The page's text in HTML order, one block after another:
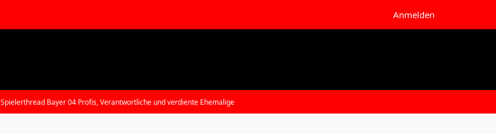
Anmelden
Spielerthread Bayer 04 Profis, Verantwortliche und verdiente Ehemalige